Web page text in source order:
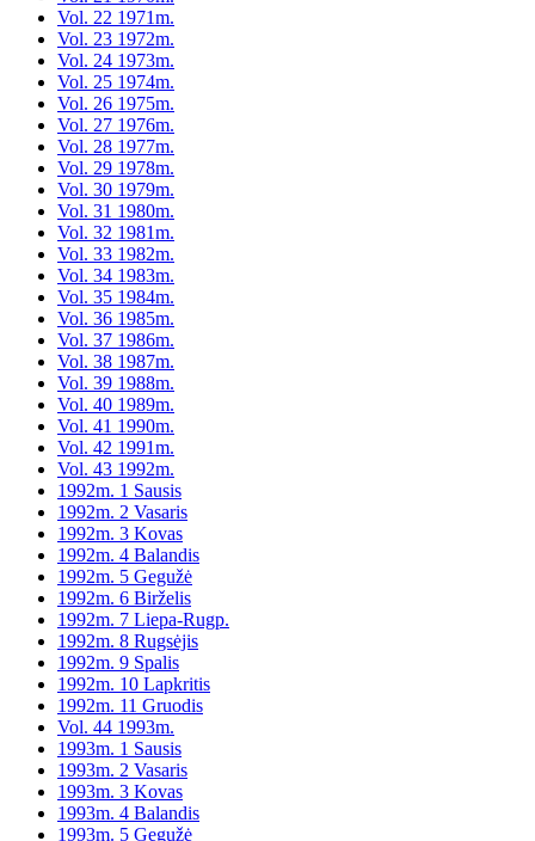
Vol. 22 1971m.
Vol. 23 1972m.
Vol. 24 1973m.
Vol. 25 1974m.
Vol. 26 1975m.
Vol. 27 1976m.
Vol. 28 1977m.
Vol. 29 1978m.
Vol. 30 1979m.
Vol. 31 1980m.
Vol. 32 1981m.
Vol. 33 1982m.
Vol. 34 1983m.
Vol. 35 1984m.
Vol. 36 1985m.
Vol. 37 1986m.
Vol. 38 1987m.
Vol. 39 1988m.
Vol. 40 1989m.
Vol. 41 1990m.
Vol. 42 1991m.
Vol. 43 1992m.
1992m. 1 Sausis
1992m. 2 Vasaris
1992m. 3 Kovas
1992m. 4 Balandis
1992m. 5 Gegužė
1992m. 6 Birželis
1992m. 7 Liepa-Rugp.
1992m. 8 Rugsėjis
1992m. 9 Spalis
1992m. 10 Lapkritis
1992m. 11 Gruodis
Vol. 44 1993m.
1993m. 1 Sausis
1993m. 2 Vasaris
1993m. 3 Kovas
1993m. 4 Balandis
1993m. 5 Gegužė